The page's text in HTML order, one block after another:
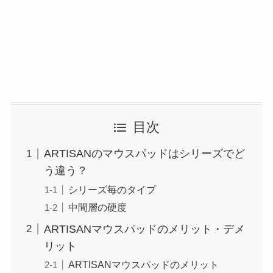
目次
ARTISANのマウスパッドはシリーズでど
う違う？
シリーズ毎のタイプ
中間層の硬度
ARTISANマウスパッドのメリット・デメ
リット
ARTISANマウスパッドのメリット